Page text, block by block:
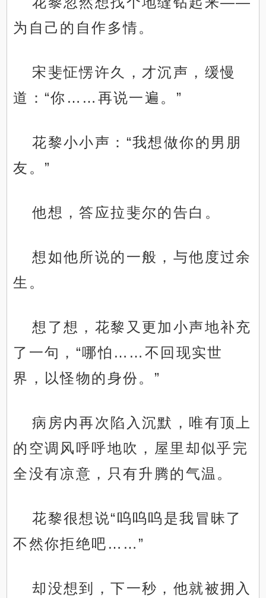
为自己的自作多情。
宋斐怔愣许久，才沉声，缓慢
道：“你……再说一遍。”
花黎小小声：“我想做你的男朋
友。”
他想，答应拉斐尔的告白。
想如他所说的一般，与他度过余
生。
想了想，花黎又更加小声地补充
了一句，“哪怕……不回现实世
界，以怪物的身份。”
病房内再次陷入沉默，唯有顶上
的空调风呼呼地吹，屋里却似乎完
全没有凉意，只有升腾的气温。
花黎很想说“呜呜呜是我冒昧了
不然你拒绝吧……”
却没想到，下一秒，他就被拥入